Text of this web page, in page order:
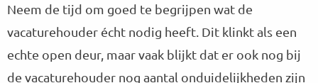
Neem de tijd om goed te begrijpen wat de
vacaturehouder écht nodig heeft. Dit klinkt als een
echte open deur, maar vaak blijkt dat er ook nog bij
de vacaturehouder nog aantal onduidelijkheden zijn